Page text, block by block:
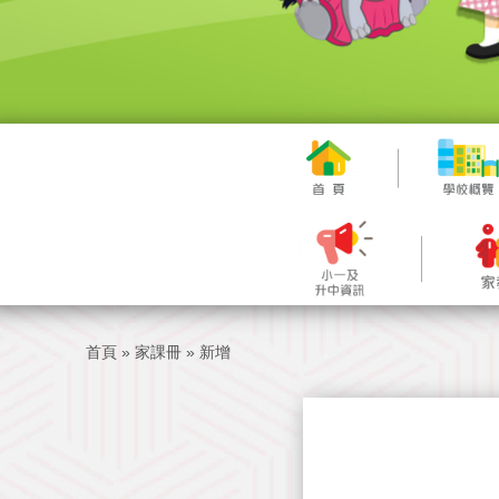
首頁 » 家課冊 » 新增